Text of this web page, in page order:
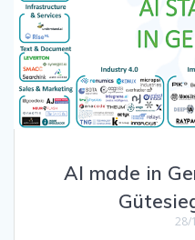
AI made in
28/